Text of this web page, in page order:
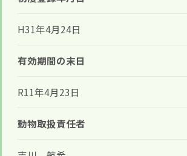
H31年4月24日
有効期間の末日
R11年4月23日
動物取扱責任者
LINE友だち追加はこちら